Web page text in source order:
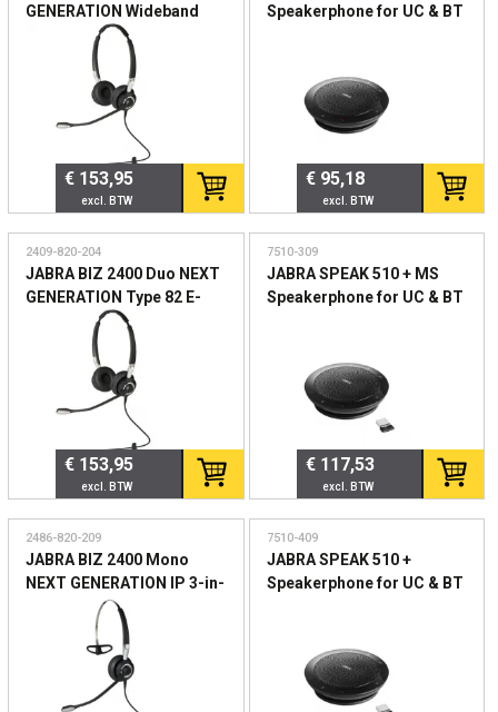
GENERATION Wideband
Type 82 E-STD Noise-
Cancelling Wideband-
Headset QD microphone
€ 153,95
Speakerphone for UC & BT
Plug&Play mute and
volume button
€ 95,18
2409-820-204
JABRA BIZ 2400 Duo NEXT
GENERATION Type 82 E-
STD Noise-Cancelling
microphone boom
€ 153,95
7510-309
JABRA SPEAK 510 + MS
Speakerphone for UC & BT
degree-microphone
€ 117,53
2486-820-209
JABRA BIZ 2400 Mono
NEXT GENERATION IP 3-in-
1 Type 82 E-STD
microphone boom
FreeSpin Headband
neckband Ear hook
7510-409
JABRA SPEAK 510 +
Speakerphone for UC & BT
degree-microphone
Plug&Play